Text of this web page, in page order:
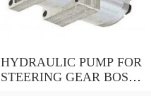
HYDRAULIC PUMP FOR
STEERING GEAR BOSCH